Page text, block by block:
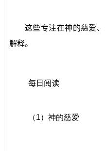
这些专注在神的慈爱
解释。
每日阅读
（1）神的慈爱